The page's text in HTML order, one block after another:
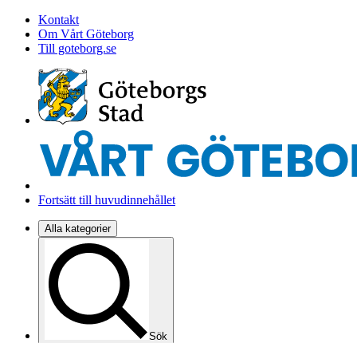
Kontakt
Om Vårt Göteborg
Till goteborg.se
Fortsätt till huvudinnehållet
Alla kategorier
Sök